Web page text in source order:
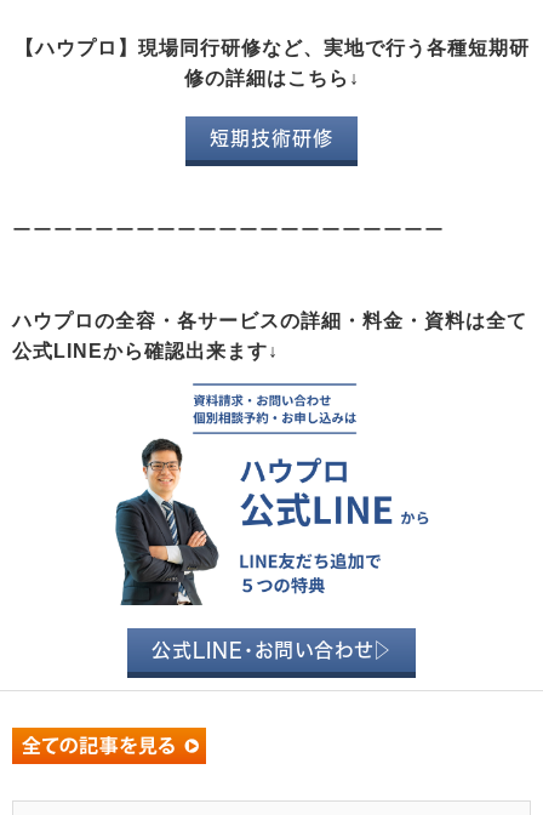
【ハウプロ】現場同行研修など、実地で行う各種短期研
修の詳細はこちら↓
短期技術研修
ーーーーーーーーーーーーーーーーーーーーー
ハウプロの全容・各サービスの詳細・料金・資料は全て
公式LINEから確認出来ます↓
公式LINE・お問い合わせ▷